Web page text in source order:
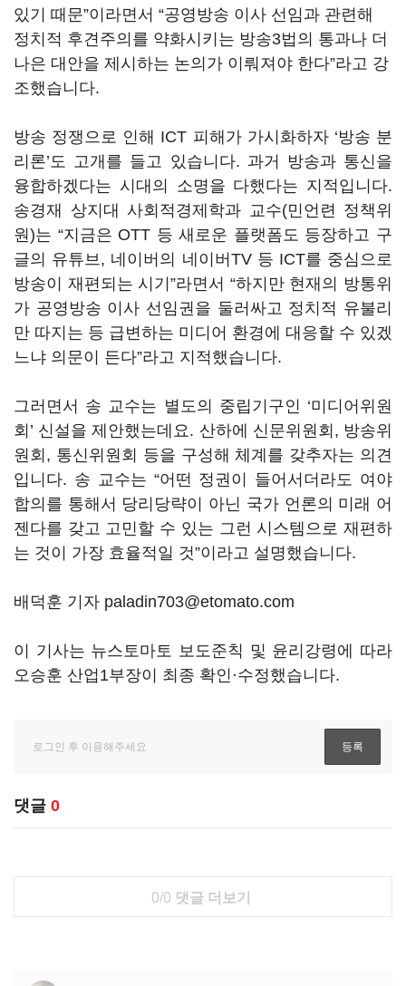
있기 때문”이라면서 “공영방송 이사 선임과 관련해
정치적 후견주의를 약화시키는 방송3법의 통과나 더
나은 대안을 제시하는 논의가 이뤄져야 한다”라고 강
조했습니다.
방송 정쟁으로 인해 ICT 피해가 가시화하자 ‘방송 분
리론’도 고개를 들고 있습니다. 과거 방송과 통신을
융합하겠다는 시대의 소명을 다했다는 지적입니다.
송경재 상지대 사회적경제학과 교수(민언련 정책위
원)는 “지금은OTT 등 새로운 플랫폼도 등장하고 구
글의 유튜브, 네이버의 네이버 TV 등 ICT를 중심으로
방송이 재편되는 시기”라면서 “하지만 현재의 방통위
가 공영방송 이사 선임권을 둘러싸고 정치적 유불리
만 따지는 등 급변하는 미디어 환경에 대응할 수 있겠
느냐 의문이 든다”라고 지적했습니다.
그러면서 송 교수는 별도의 중립기구인 ‘미디어위원
회 ’ 신설을 제안했는데요. 산하에 신문위원회 , 방송위
원회 , 통신위원회 등을 구성해 체계를 갖추자는 의견
입니다. 송 교수는 “어떤 정권이 들어서더라도 여야
합의를 통해서 당리당략이 아닌 국가 언론의 미래 어
젠다를 갖고 고민할 수 있는 그런 시스템으로 재편하
는 것이 가장 효율적일 것”이라고 설명했습니다.
배덕훈 기자 paladin703@etomato.com
이 기사는 뉴스토마토 보도준칙 및 윤리강령에 따라
오승훈 산업1부장이 최종 확인·수정했습니다.
댓글 0
0/0 댓글 더보기